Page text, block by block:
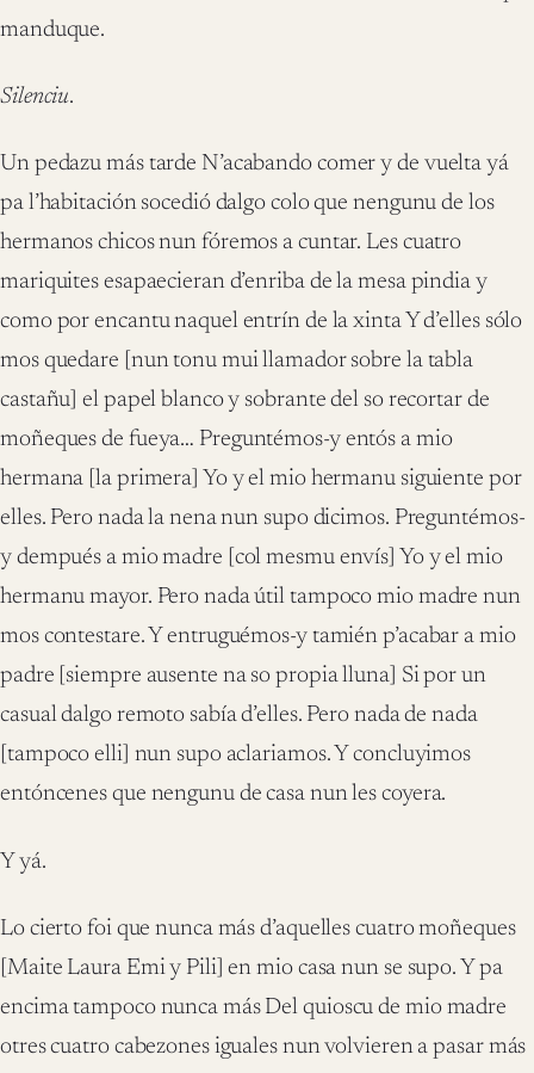
manduque.
Silenciu.
Un pedazu más tarde N’acabando comer y de vuelta yá
pa l’habitación socedió dalgo colo que nengunu de los
hermanos chicos nun fóremos a cuntar. Les cuatro
mariquites esapaecieran d’enriba de la mesa pindia y
como por encantu naquel entrín de la xinta Y d’elles sólo
mos quedare [nun tonu mui llamador sobre la tabla
castañu] el papel blanco y sobrante del so recortar de
moñeques de fueya… Preguntémos-y entós a mio
hermana [la primera] Yo y el mio hermanu siguiente por
elles. Pero nada la nena nun supo dicimos. Preguntémos-
y dempués a mio madre [col mesmu envís] Yo y el mio
hermanu mayor. Pero nada útil tampoco mio madre nun
mos contestare. Y entruguémos-y tamién p’acabar a mio
padre [siempre ausente na so propia lluna] Si por un
casual dalgo remoto sabía d’elles. Pero nada de nada
[tampoco elli] nun supo aclariamos. Y concluyimos
entóncenes que nengunu de casa nun les coyera.
Y yá.
Lo cierto foi que nunca más d’aquelles cuatro moñeques
[Maite Laura Emi y Pili] en mio casa nun se supo. Y pa
encima tampoco nunca más Del quioscu de mio madre
otres cuatro cabezones iguales nun volvieren a pasar más